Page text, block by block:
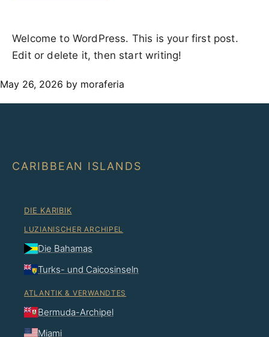
Welcome to WordPress. This is your first post.
Edit or delete it, then start writing!
May 26, 2026 by moraferia
CARIBBEAN ISLANDS
DIE KARIBIK
LUZIANISCHER ARCHIPEL
Die Bahamas
Turks- und Caicosinseln
ATLANTIK & VERWANDTES
Bermuda-Archipel
Miami